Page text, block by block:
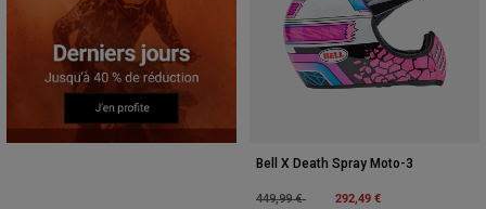
Bell X Death Spray Moto-3
Price reduced from
449,99 €to 292,49 €